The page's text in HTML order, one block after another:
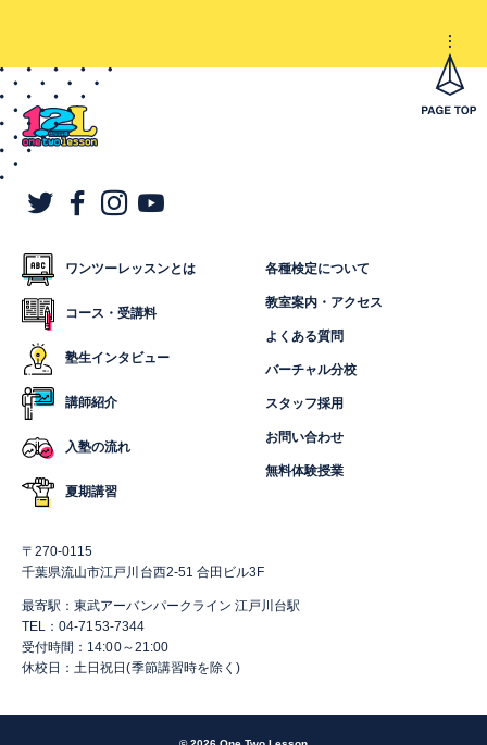
ワンツーレッスンとは
コース・受講料
塾生インタビュー
講師紹介
入塾の流れ
夏期講習
各種検定について
教室案内・アクセス
よくある質問
バーチャル分校
スタッフ採用
お問い合わせ
無料体験授業
〒270-0115
千葉県流山市江戸川台西2-51 合田ビル3F
最寄駅：東武アーバンパークライン 江戸川台駅
TEL：04-7153-7344
受付時間：14:00～21:00
休校日：土日祝日(季節講習時を除く)